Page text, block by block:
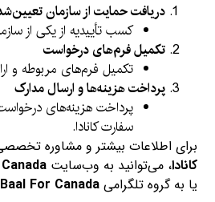
دریافت حمایت از سازمان
کسب تأییدیه از یکی از
تکمیل فرم‌های درخواست
تکمیل فرم‌های مربوطه و
پرداخت هزینه‌ها و ارسال مدارک
پرداخت هزینه‌های
سفارت کانادا.
برای اطلاعات بیشتر و مشاوره
کانادا، می‌توانید به وب‌سایت
یا به گروه تلگرامیBaal For Canada